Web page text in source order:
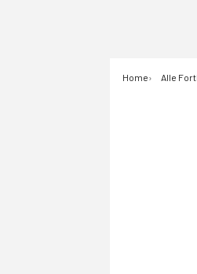
Home Alle